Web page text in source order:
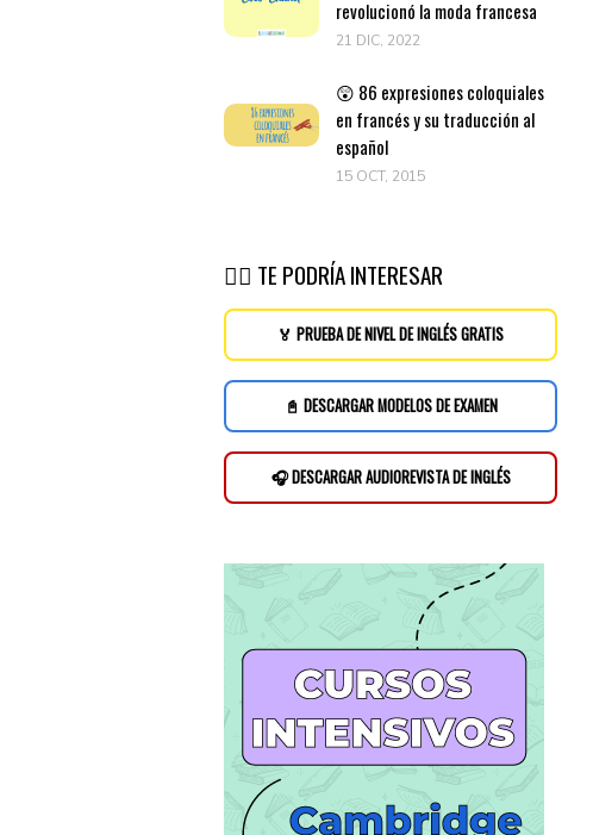
revolucionó la moda francesa
21 DIC, 2022
😲 86 expresiones coloquiales
en francés y su traducción al
español
15 OCT, 2015
👉🏽 TE PODRÍA INTERESAR
🏅 PRUEBA DE NIVEL DE INGLÉS GRATIS
📓 DESCARGAR MODELOS DE EXAMEN
🎧 DESCARGAR AUDIOREVISTA DE INGLÉS